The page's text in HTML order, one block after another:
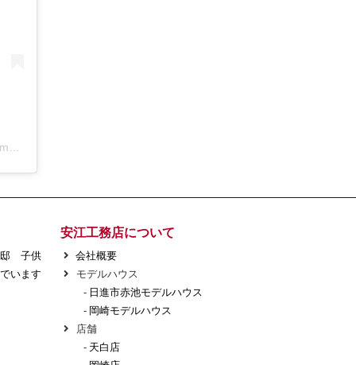
邸 子供
います
安江工務店について
会社概要
モデルハウス
- 日進市赤池モデルハウス
- 岡崎モデルハウス
店舗
- 天白店